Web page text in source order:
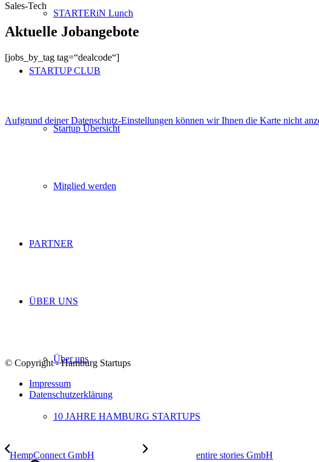
STARTERiN Lunch
STARTUP CLUB
Startup Übersicht
Mitglied werden
PARTNER
ÜBER UNS
Über uns
10 JAHRE HAMBURG STARTUPS
Sales-Tech
Aktuelle Jobangebote
[jobs_by_tag tag=“dealcode“]
Aufgrund deiner Datenschutz-Einstellungen können wir Ihnen die Karte nicht
© Copyright - Hamburg Startups
Impressum
Datenschutzerklärung
HempConnect GmbH entire stories GmbH